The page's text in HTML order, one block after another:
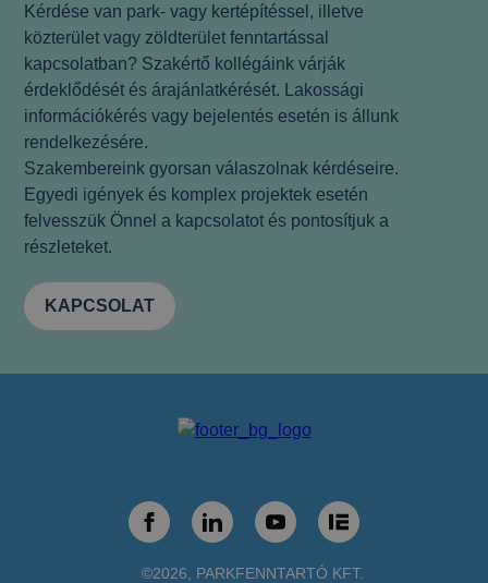
Kérdése van park- vagy kertépítéssel, illetve
közterület vagy zöldterület fenntartással
kapcsolatban? Szakértő kollégáink várják
érdeklődését és árajánlatkérését. Lakossági
információkérés vagy bejelentés esetén is állunk
rendelkezésére.
Szakembereink gyorsan válaszolnak kérdéseire.
Egyedi igények és komplex projektek esetén
felvesszük Önnel a kapcsolatot és pontosítjuk a
részleteket.
KAPCSOLAT
©2026, PARKFENNTARTÓ KFT.